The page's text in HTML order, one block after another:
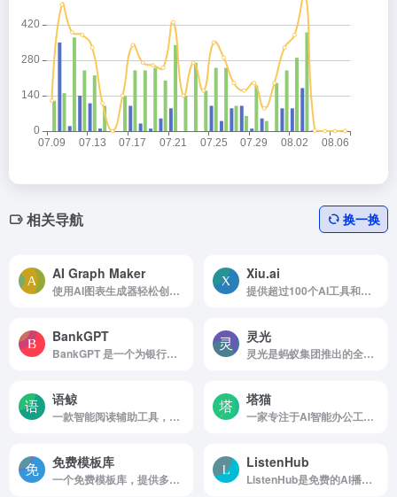
相关导航 换一换
AI Graph Maker
使用AI图表生成器轻松创建各类图表。将您的数据转换为定制的柱状图、折线图、流程图、饼图和散点图
Xiu.ai
提供超过100个AI工具和模型
BankGPT
BankGPT 是一个为银行和企业打造的 AI 平台，自动化处理财务文档——高效提取、生成和分析对账单、发票和收据。
灵光
灵光是蚂蚁集团推出的全模态通用 AI 助手平台，定位为“让复杂变简单”的智能生产力工具。
语鲸
一款智能阅读辅助工具，旨在提升用户的文本信息处理效率
塔猫
一家专注于AI智能办公工具的创新公司，AIPPT，AI抠图、智能简历、AI视频等工具
免费模板库
一个免费模板库，提供多种类型的模板，涵盖各类场景，如简历、报告、传单、发票、海报、贺卡、名片、清单、请柬、求职信、日程表、信纸、证书等。
ListenHub
ListenHub是免费的AI播客生成工具，支持中文语音合成。上传文件、输入话题即可生成超真实人声播客。免费使用，支持PDF、Youtube、TXT等多种格式。